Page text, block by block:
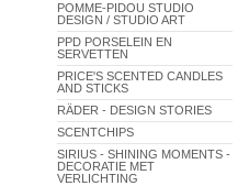
POMME-PIDOU STUDIO
DESIGN / STUDIO ART
PPD PORSELEIN EN
SERVETTEN
PRICE'S SCENTED CANDLES
AND STICKS
RÄDER - DESIGN STORIES
SCENTCHIPS
SIRIUS - SHINING MOMENTS -
DECORATIE MET
VERLICHTING